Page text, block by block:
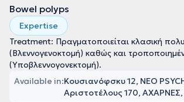
Bowel polyps
Expertise
Treatment: Πραγματοποιείται κλασική
(Βλεννογενοκτομή) καθώς και
(Yποβλεννογονεκτομή).
Available in:Κουσιανόφσκυ 12, NEO
Αριστοτέλους 170, ΑΧΑΡΝΕΣ,